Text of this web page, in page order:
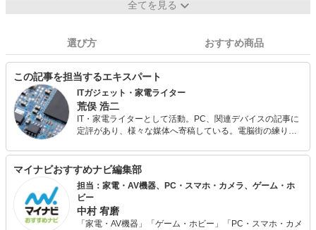
全てを見る
選び方 おすすめ商品
この記事を担当するエキスパート
ITガジェット・家電ライター
荒俣 浩二
IT・家電ライターとして活動。PC、関連デバイスの記事に
定評があり、様々な媒体へ寄稿している。電脳街の練り歩
るのも大好きなので、新しいものが出るとすぐに飛びつい
てしまう傾向が強い。
マイナビおすすめナビ編集部
担当：家電・AV機器、PC・スマホ・カメラ、ゲーム・ホ
ビー
中村 宥磨
「家電・AV機器」「ゲーム・ホビー」「PC・スマホ・カメ